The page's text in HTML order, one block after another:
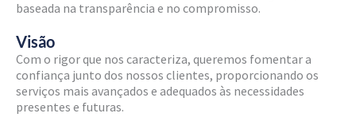
baseada na transparência e no compromisso.
Visão
Com o rigor que nos caracteriza, queremos fomentar a
confiança junto dos nossos clientes, proporcionando os
serviços mais avançados e adequados às necessidades
presentes e futuras.